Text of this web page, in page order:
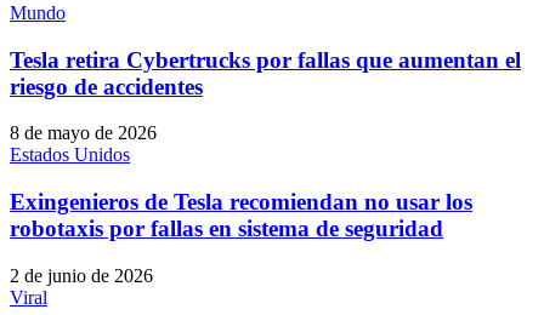
Mundo
Tesla retira Cybertrucks por fallas que aumentan el
riesgo de accidentes
8 de mayo de 2026
Estados Unidos
Exingenieros de Tesla recomiendan no usar los
robotaxis por fallas en sistema de seguridad
2 de junio de 2026
Viral